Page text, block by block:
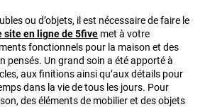
ou d’objets, il est nécessaire de faire le
site en ligne de 5five met à votre
fonctionnels pour la maison et des
pensés. Un grand soin a été apporté à
aux finitions ainsi qu’aux détails pour
dans la vie de tous les jours. Pour
des éléments de mobilier et des objets